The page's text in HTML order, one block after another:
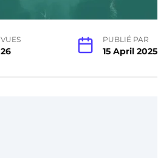
VUES
26
PUBLIÉ PAR
15 April 2025